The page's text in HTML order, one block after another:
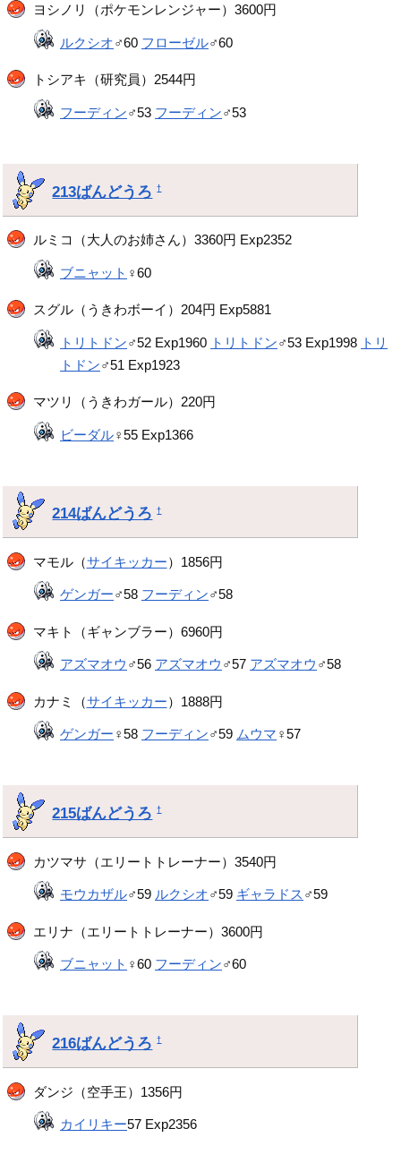
ヨシノリ（ポケモンレンジャー）3600円
ルクシオ♂60 フローゼル♂60
トシアキ（研究員）2544円
フーディン♂53 フーディン♂53
213ばんどうろ †
ルミコ（大人のお姉さん）3360円 Exp2352
ブニャット ♀60
スグル（うきわボーイ）204円 Exp5881
トリトドン♂52 Exp1960 トリトドン♂53 Exp1998 トリ
トドン♂51 Exp1923
マツリ（うきわガール）220円
ビーダル♀55 Exp1366
214ばんどうろ †
マモル（サイキッカー）1856円
ゲンガー♂58 フーディン♂58
マキト（ギャンブラー）6960円
アズマオウ ♂56 アズマオウ ♂57 アズマオウ ♂58
カナミ（サイキッカー）1888円
ゲンガー ♀58 フーディン♂59 ムウマ ♀57
215ばんどうろ †
カツマサ（エリートトレーナー）3540円
モウカザル♂59 ルクシオ♂59 ギャラドス ♂59
エリナ（エリートトレーナー）3600円
ブニャット ♀60 フーディン♂60
216ばんどうろ †
ダンジ（空手王）1356円
カイリキー57 Exp2356